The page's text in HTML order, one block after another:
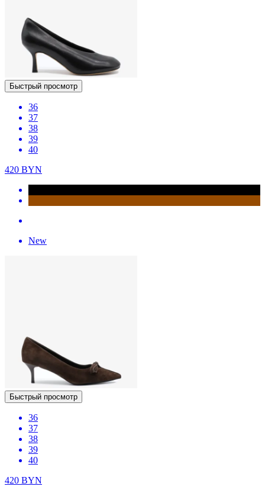
Быстрый просмотр
36
37
38
39
40
420 BYN
New
Быстрый просмотр
36
37
38
39
40
420 BYN